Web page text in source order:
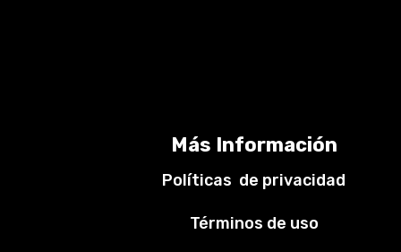
Más Información
Políticas de privacidad
Términos de uso